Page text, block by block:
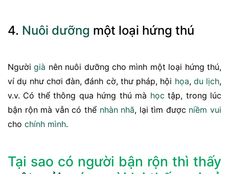
4. Nuôi dưỡng một loại hứng thú
Ngườigià nên nuôi dưỡng cho mình một loại hứng thú,
ví dụ như chơi đàn, đánh cờ, thư pháp, hội họa, du lịch,
v.v. Có thể thông qua hứng thú mà học tập, trong lúc
bận rộn mà vẫn có thể nhàn nhã, lại tìm được niềm vui
cho chính mình.
Tại sao có người bận rộn thì thấy